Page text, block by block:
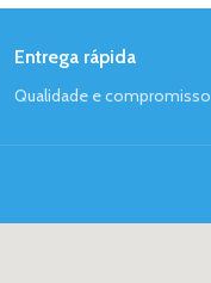
Entrega rápida
Qualidade e compromisso